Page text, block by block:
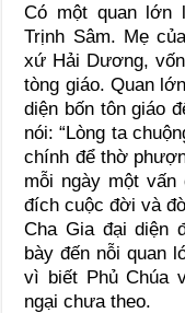
Có một quan lớn
Trịnh Sâm. Mẹ
xứ Hải Dương,
tòng giáo. Quan
diện bốn tôn giáo
nói: “Lòng ta
chính để thờ
mỗi ngày một
đích cuộc đời và
Cha Gia đại diện
bày đến nỗi quan
vì biết Phủ Chúa
ngại chưa theo.